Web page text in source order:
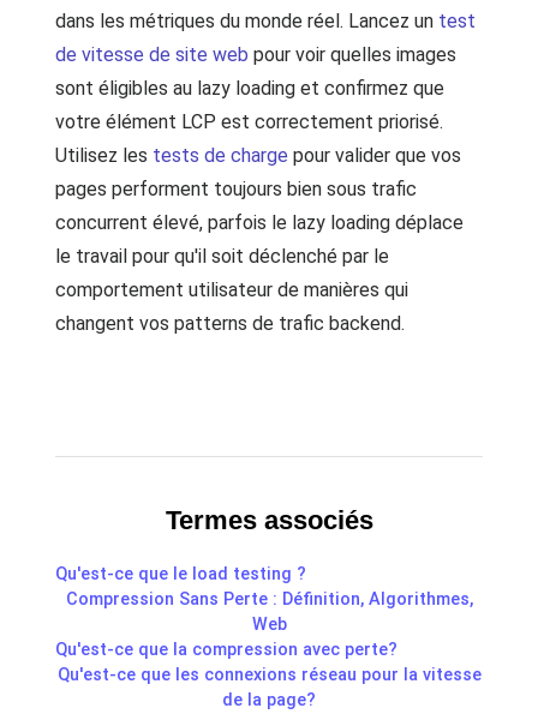
dans les métriques du monde réel. Lancez un test
de vitesse de site web pour voir quelles images
sont éligibles au lazy loading et confirmez que
votre élément LCP est correctement priorisé.
Utilisez les tests de charge pour valider que vos
pages performent toujours bien sous trafic
concurrent élevé, parfois le lazy loading déplace
le travail pour qu'il soit déclenché par le
comportement utilisateur de manières qui
changent vos patterns de trafic backend.
Termes associés
Qu'est-ce que le load testing ?
Compression Sans Perte : Définition, Algorithmes,
Web
Qu'est-ce que la compression avec perte?
Qu'est-ce que les connexions réseau pour la vitesse
de la page?